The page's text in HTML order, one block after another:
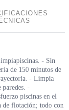
- Sin
de 150 minutos de
- Limpia
paredes. -
piscinas en el
de flotación; todo con